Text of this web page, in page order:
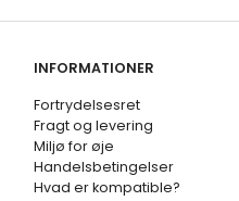
INFORMATIONER
Fortrydelsesret
Fragt og levering
Miljø for øje
Handelsbetingelser
Hvad er kompatible?